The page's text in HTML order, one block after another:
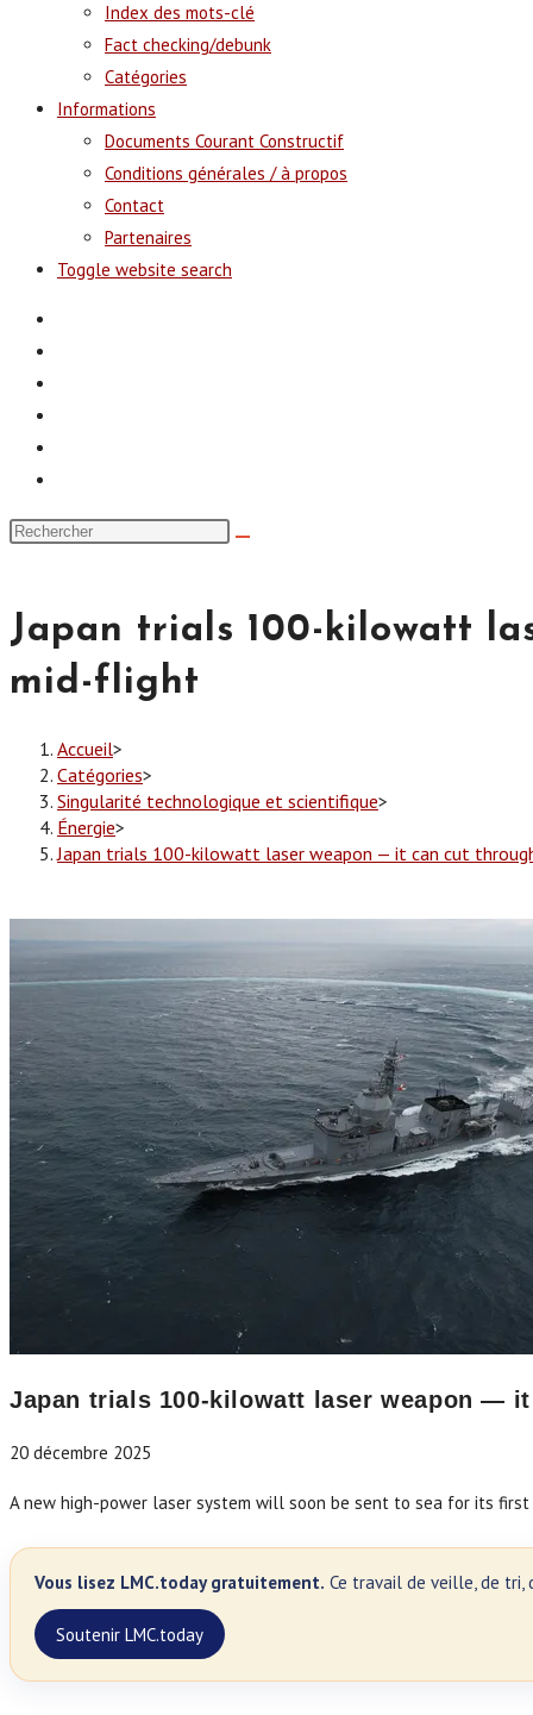
Index des mots-clé
Fact checking/debunk
Catégories
Informations
Documents Courant Constructif
Conditions générales / à propos
Contact
Partenaires
Toggle website search
Japan trials 100-kilowatt
mid-flight
Accueil>
Catégories>
Singularité technologique et scientifique>
Énergie>
Japan trials 100-kilowatt laser weapon — it can cut
Japan trials 100-kilowatt laser weapon —
20 décembre 2025
A new high-power laser system will soon be sent to sea for its
Vous lisez LMC.today gratuitement. Ce travail de veille, de tri,
Soutenir LMC.today